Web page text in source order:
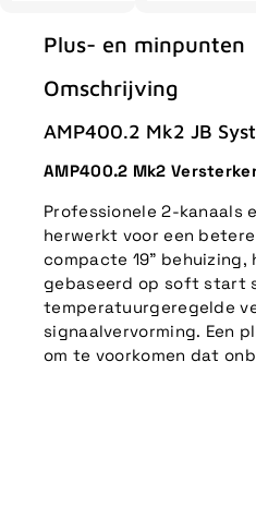
Plus- en minpunten
Omschrijving
AMP400.2 Mk2 JB
AMP400.2 Mk2
Professionele 2-kanaals
herwerkt voor een
compacte 19"
gebaseerd op soft start
temperatuurgeregelde
signaalvervorming. Een
om te voorkomen dat